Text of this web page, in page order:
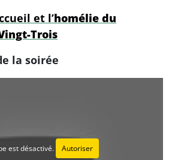
et l’homélie du
Trois
la soirée
est désactivé. Autoriser